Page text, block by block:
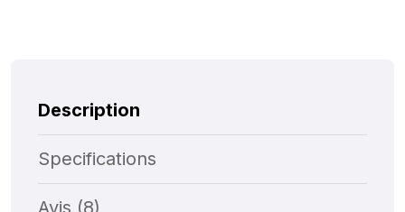
Description
Specifications
Avis (8)